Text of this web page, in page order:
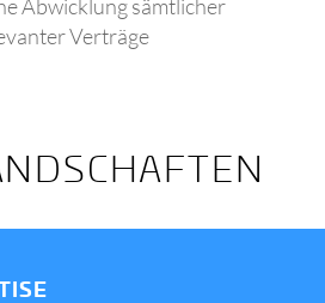
Abwicklung sämtlicher
Verträge